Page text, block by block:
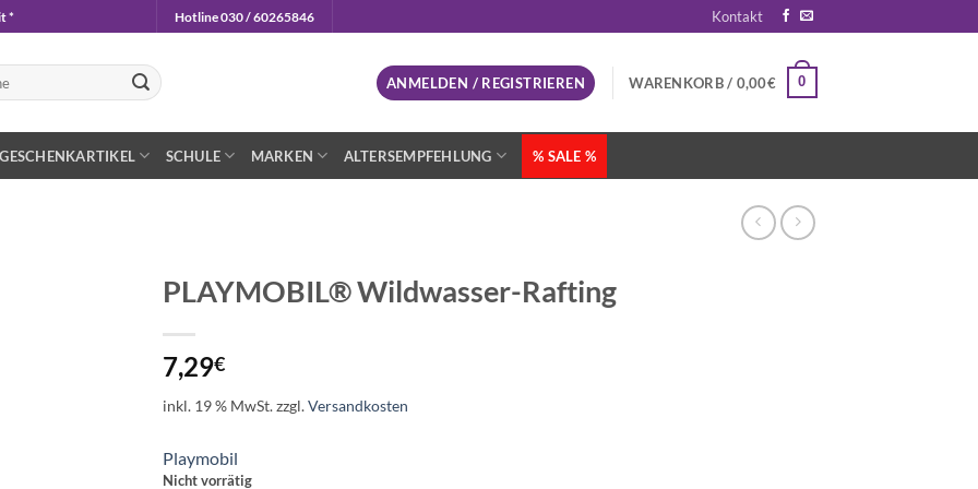
* Hotline 030 / 60265846 Kontakt
ANMELDEN / REGISTRIEREN WARENKORB / 0,00€ 0
GESCHENKARTIKEL SCHULE MARKEN ALTERSEMPFEHLUNG % SALE %
PLAYMOBIL® Wildwasser-Rafting
7,29€
inkl. 19 % MwSt.zzgl.Versandkosten
Playmobil
Nicht vorrätig